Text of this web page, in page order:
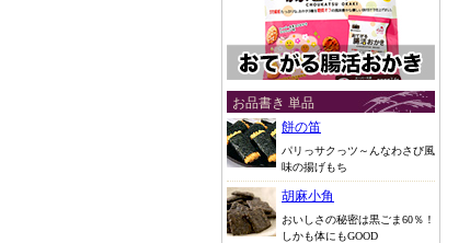
お品書き 単品
餅の笛
パリっサクっツ～んなわさび風
味の揚げもち
胡麻小角
おいしさの秘密は黒ごま60％！
しかも体にもGOOD